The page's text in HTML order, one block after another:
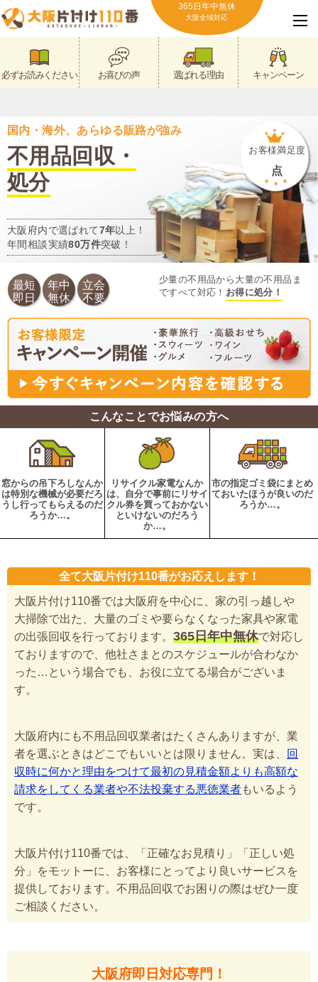
365日年中無休
大阪全域対応
必ずお読みください お喜びの声 選ばれる理由 キャンペーン
国内・海外、あらゆる販路が強み
不用品回収・
処分
大阪府内で選ばれて7年以上！
年間相談実績80万件突破！
お客様満足度
点
最短
即日
年中
無休
立会
不要
少量の不用品から大量の不用品ま
ですべて対応！ お得に処分！
こんなことでお悩みの方へ
窓からの吊下ろしなんか
は特別な機械が必要だろ
うし行ってもらえるのだ
ろうか…。
リサイクル家電なんか
は、自分で事前にリサイ
クル券を買っておかない
といけないのだろう
か…。
市の指定ゴミ袋にまとめ
ておいたほうが良いのだ
ろうか…。
全て大阪片付け110番がお応えします！
大阪片付け110番では大阪府を中心に、家の引っ越しや
大掃除で出た、大量のゴミや要らなくなった家具や家電
の出張回収を行っております。 365日年中無休で対応し
ておりますので、他社さまとのスケジュールが合わなか
った…という場合でも、お役に立てる場合がございま
す。
大阪府内にも不用品回収業者はたくさんありますが、業
者を選ぶときはどこでもいいとは限りません。実は、
回
収時に何かと理由をつけて最初の見積金額よりも高額な
請求をしてくる業者や不法投棄する悪徳業者もいるよう
です。
大阪片付け110番では、「正確なお見積り」「正しい処
分」をモットーに、お客様にとってより良いサービスを
提供しております。不用品回収でお困りの際はぜひ一度
ご相談ください。
大阪府即日対応専門！